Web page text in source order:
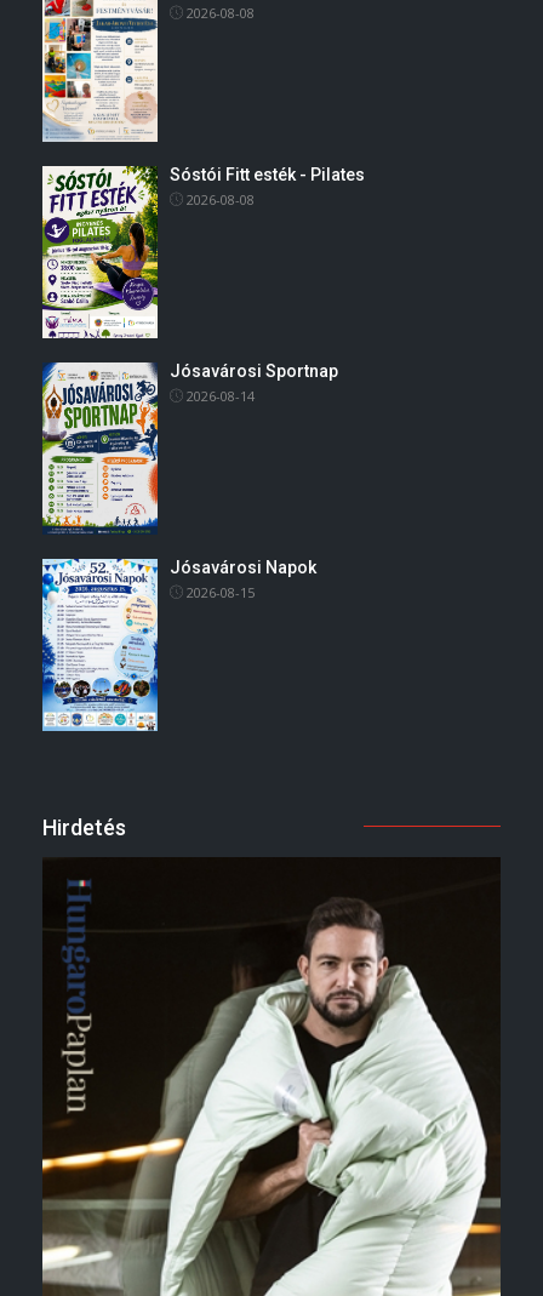
2026-08-08
Sóstói Fitt esték - Pilates
2026-08-08
Jósavárosi Sportnap
2026-08-14
Jósavárosi Napok
2026-08-15
Hirdetés